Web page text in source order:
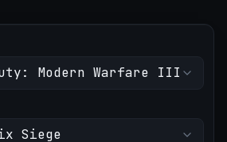
Modern Warfare III
Siege